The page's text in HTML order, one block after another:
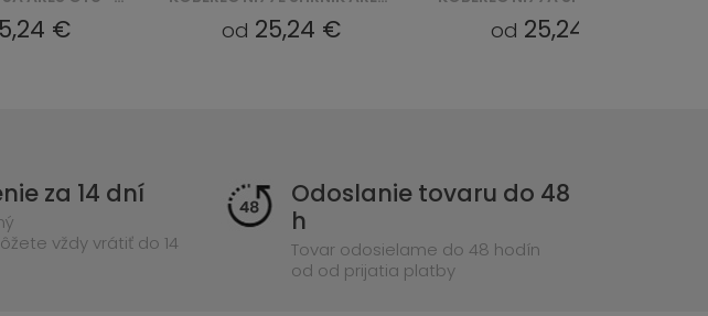
€ od 25,24 € od 25,24 €
za 14 dní
vždy vrátiť do 14
Odoslanie tovaru do 48
h
Tovar odosielame do 48 hodín
od od prijatia platby